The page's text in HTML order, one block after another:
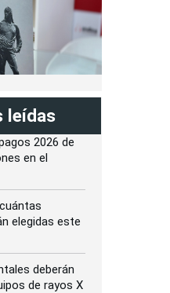
leídas
2026 de
en el
elegidas este
deberán
de rayos X